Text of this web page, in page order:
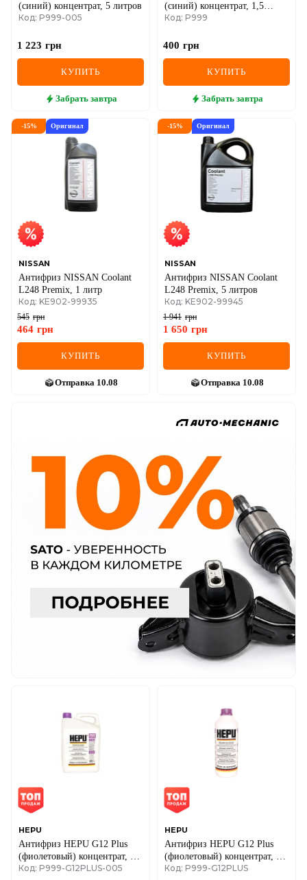
SSANGYONG
SUZUKI
TESLA
TOYOTA
(синий) концентрат, 5 литров
Код: P999-005
1 223 грн
КУПИТЬ
Забрать завтра
(синий) концентрат, 1,5
литра
Код: P999
400 грн
КУПИТЬ
Забрать завтра
-15% Оригинал
NISSAN
Антифриз NISSAN Coolant
L248 Premix, 1 литр
Код: KE902-99935
545 грн
464 грн
КУПИТЬ
Отправка 10.08
-15% Оригинал
NISSAN
Антифриз NISSAN Coolant
L248 Premix, 5 литров
Код: KE902-99945
1 941 грн
1 650 грн
КУПИТЬ
Отправка 10.08
HEPU
Антифриз HEPU G12 Plus
(фиолетовый) концентрат, 5
литров
Код: P999-G12PLUS-005
HEPU
Антифриз HEPU G12 Plus
(фиолетовый) концентрат, 1,5
литра
Код: P999-G12PLUS